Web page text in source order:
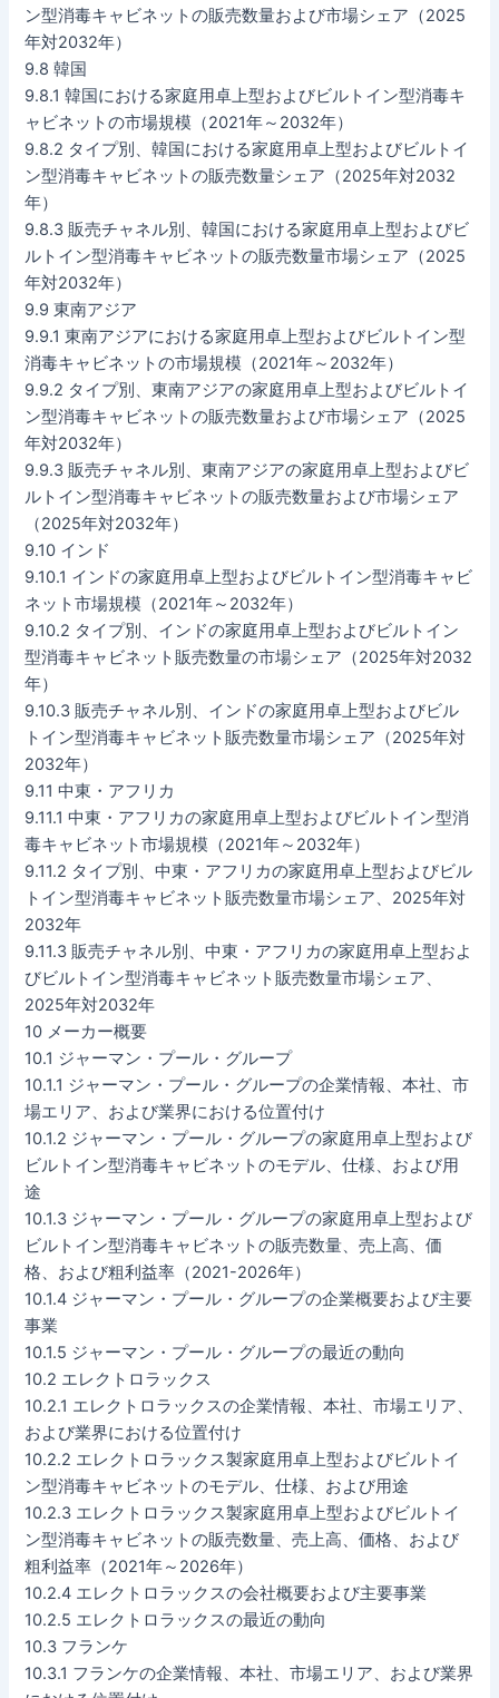
ン型消毒キャビネットの販売数量および市場シェア（2025
年対2032年）
9.8 韓国
9.8.1 韓国における家庭用卓上型およびビルトイン型消毒キ
ャビネットの市場規模（2021年～2032年）
9.8.2 タイプ別、韓国における家庭用卓上型およびビルトイ
ン型消毒キャビネットの販売数量シェア（2025年対2032
年）
9.8.3 販売チャネル別、韓国における家庭用卓上型およびビ
ルトイン型消毒キャビネットの販売数量市場シェア（2025
年対2032年）
9.9 東南アジア
9.9.1 東南アジアにおける家庭用卓上型およびビルトイン型
消毒キャビネットの市場規模（2021年～2032年）
9.9.2 タイプ別、東南アジアの家庭用卓上型およびビルトイ
ン型消毒キャビネットの販売数量および市場シェア（2025
年対2032年）
9.9.3 販売チャネル別、東南アジアの家庭用卓上型およびビ
ルトイン型消毒キャビネットの販売数量および市場シェア
（2025年対2032年）
9.10 インド
9.10.1 インドの家庭用卓上型およびビルトイン型消毒キャビ
ネット市場規模（2021年～2032年）
9.10.2 タイプ別、インドの家庭用卓上型およびビルトイン
型消毒キャビネット販売数量の市場シェア（2025年対2032
年）
9.10.3 販売チャネル別、インドの家庭用卓上型およびビル
トイン型消毒キャビネット販売数量市場シェア（2025年対
2032年）
9.11 中東・アフリカ
9.11.1 中東・アフリカの家庭用卓上型およびビルトイン型消
毒キャビネット市場規模（2021年～2032年）
9.11.2 タイプ別、中東・アフリカの家庭用卓上型およびビル
トイン型消毒キャビネット販売数量市場シェア、2025年対
2032年
9.11.3 販売チャネル別、中東・アフリカの家庭用卓上型およ
びビルトイン型消毒キャビネット販売数量市場シェア、
2025年対2032年
10 メーカー概要
10.1 ジャーマン・プール・グループ
10.1.1 ジャーマン・プール・グループの企業情報、本社、市
場エリア、および業界における位置付け
10.1.2 ジャーマン・プール・グループの家庭用卓上型および
ビルトイン型消毒キャビネットのモデル、仕様、および用
途
10.1.3 ジャーマン・プール・グループの家庭用卓上型および
ビルトイン型消毒キャビネットの販売数量、売上高、価
格、および粗利益率（2021-2026年）
10.1.4 ジャーマン・プール・グループの企業概要および主要
事業
10.1.5 ジャーマン・プール・グループの最近の動向
10.2 エレクトロラックス
10.2.1 エレクトロラックスの企業情報、本社、市場エリア、
および業界における位置付け
10.2.2 エレクトロラックス製家庭用卓上型およびビルトイ
ン型消毒キャビネットのモデル、仕様、および用途
10.2.3 エレクトロラックス製家庭用卓上型およびビルトイ
ン型消毒キャビネットの販売数量、売上高、価格、および
粗利益率（2021年～2026年）
10.2.4 エレクトロラックスの会社概要および主要事業
10.2.5 エレクトロラックスの最近の動向
10.3 フランケ
10.3.1 フランケの企業情報、本社、市場エリア、および業界